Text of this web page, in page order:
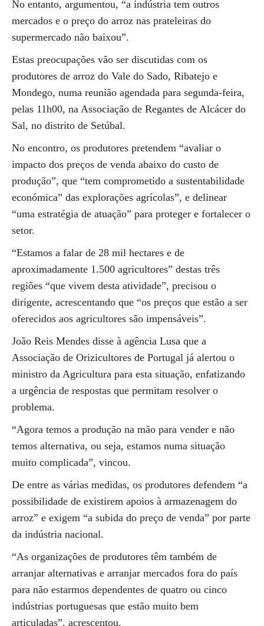
No entanto, argumentou, “a indústria tem outros
mercados e o preço do arroz nas prateleiras do
supermercado não baixou”.
Estas preocupações vão ser discutidas com os
produtores de arroz do Vale do Sado, Ribatejo e
Mondego, numa reunião agendada para segunda-feira,
pelas 11h00, na Associação de Regantes de Alcácer do
Sal, no distrito de Setúbal.
No encontro, os produtores pretendem “avaliar o
impacto dos preços de venda abaixo do custo de
produção”, que “tem comprometido a sustentabilidade
económica” das explorações agrícolas”, e delinear
“uma estratégia de atuação” para proteger e fortalecer o
setor.
“Estamos a falar de 28 mil hectares e de
aproximadamente 1.500 agricultores” destas três
regiões “que vivem desta atividade”, precisou o
dirigente, acrescentando que “os preços que estão a ser
oferecidos aos agricultores são impensáveis”.
João Reis Mendes disse à agência Lusa que a
Associação de Orizicultores de Portugal já alertou o
ministro da Agricultura para esta situação, enfatizando
a urgência de respostas que permitam resolver o
problema.
“Agora temos a produção na mão para vender e não
temos alternativa, ou seja, estamos numa situação
muito complicada”, vincou.
De entre as várias medidas, os produtores defendem “a
possibilidade de existirem apoios à armazenagem do
arroz” e exigem “a subida do preço de venda” por parte
da indústria nacional.
“As organizações de produtores têm também de
arranjar alternativas e arranjar mercados fora do país
para não estarmos dependentes de quatro ou cinco
indústrias portuguesas que estão muito bem
articuladas”, acrescentou.